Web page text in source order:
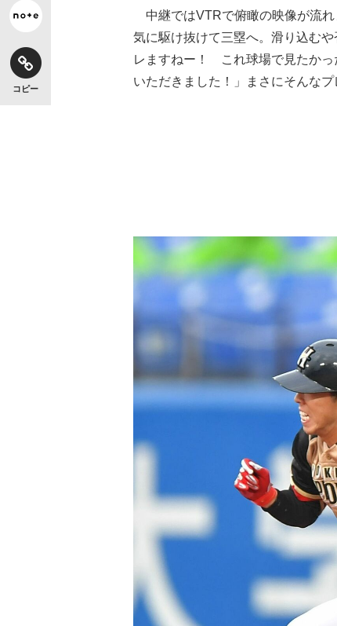
コピー
中継ではVTRで俯瞰の映像が流れ
気に駆け抜けて三塁へ。滑り込む
レますねー！ これ球場で見たか
いただきました！」まさにそんなプ